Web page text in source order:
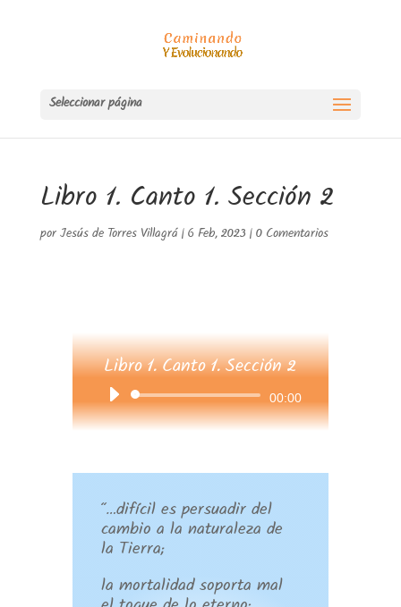
Seleccionar página
Libro 1. Canto 1. Sección 2
por Jesús de Torres Villagrá | 6 Feb, 2023 | 0 Comentarios
Libro 1. Canto 1. Sección 2
Reproductor
de
00:00
“…difícil es persuadir del
cambio a la naturaleza de
la Tierra;
la mortalidad soporta mal